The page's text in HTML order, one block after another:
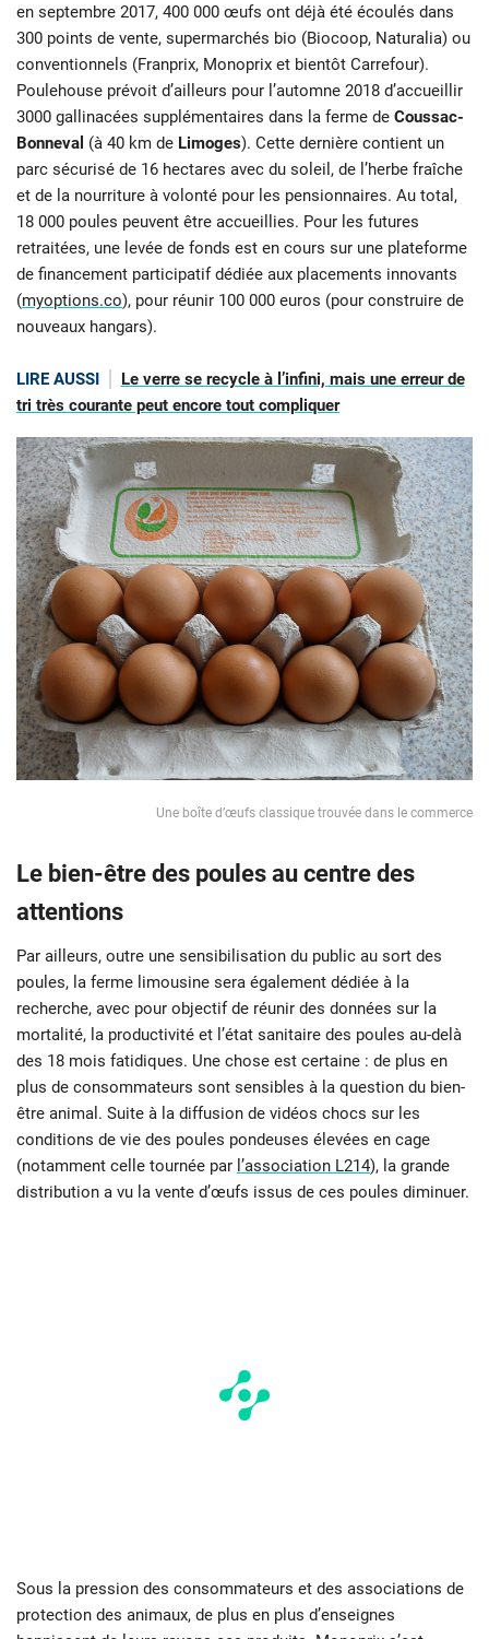
en septembre 2017, 400 000 œufs ont déjà été écoulés dans
300 points de vente, supermarchés bio (Biocoop, Naturalia) ou
conventionnels (Franprix, Monoprix et bientôt Carrefour).
Poulehouse prévoit d’ailleurs pour l’automne 2018 d’accueillir
3000 gallinacées supplémentaires dans la ferme de Coussac-
Bonneval (à 40 km de Limoges). Cette dernière contient un
parc sécurisé de 16 hectares avec du soleil, de l’herbe fraîche
et de la nourriture à volonté pour les pensionnaires. Au total,
18 000 poules peuvent être accueillies. Pour les futures
retraitées, une levée de fonds est en cours sur une plateforme
de financement participatif dédiée aux placements innovants
(myoptions.co), pour réunir 100 000 euros (pour construire de
nouveaux hangars).
LIRE AUSSI
Le verre se recycle à l’infini, mais une erreur de
tri très courante peut encore tout compliquer
Une boîte d’œufs classique trouvée dans le commerce
Le bien-être des poules au centre des
attentions
Par ailleurs, outre une sensibilisation du public au sort des
poules, la ferme limousine sera également dédiée à la
recherche, avec pour objectif de réunir des données sur la
mortalité, la productivité et l’état sanitaire des poules au-delà
des 18 mois fatidiques. Une chose est certaine : de plus en
plus de consommateurs sont sensibles à la question du bien-
être animal. Suite à la diffusion de vidéos chocs sur les
conditions de vie des poules pondeuses élevées en cage
(notamment celle tournée par l’association L214), la grande
distribution a vu la vente d’œufs issus de ces poules diminuer.
Sous la pression des consommateurs et des associations de
protection des animaux, de plus en plus d’enseignes